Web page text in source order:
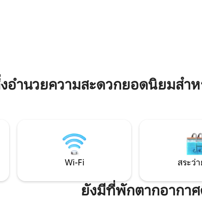
รางเมตร
จได้อย่าง
นด์ลิตซ์
า และ
ม่เกิน 2
ต่เป็น
อำนวยความสะดวกยอดนิยมสำ
Wi-Fi สระว่
ยังมีที่พักตากอากาศ